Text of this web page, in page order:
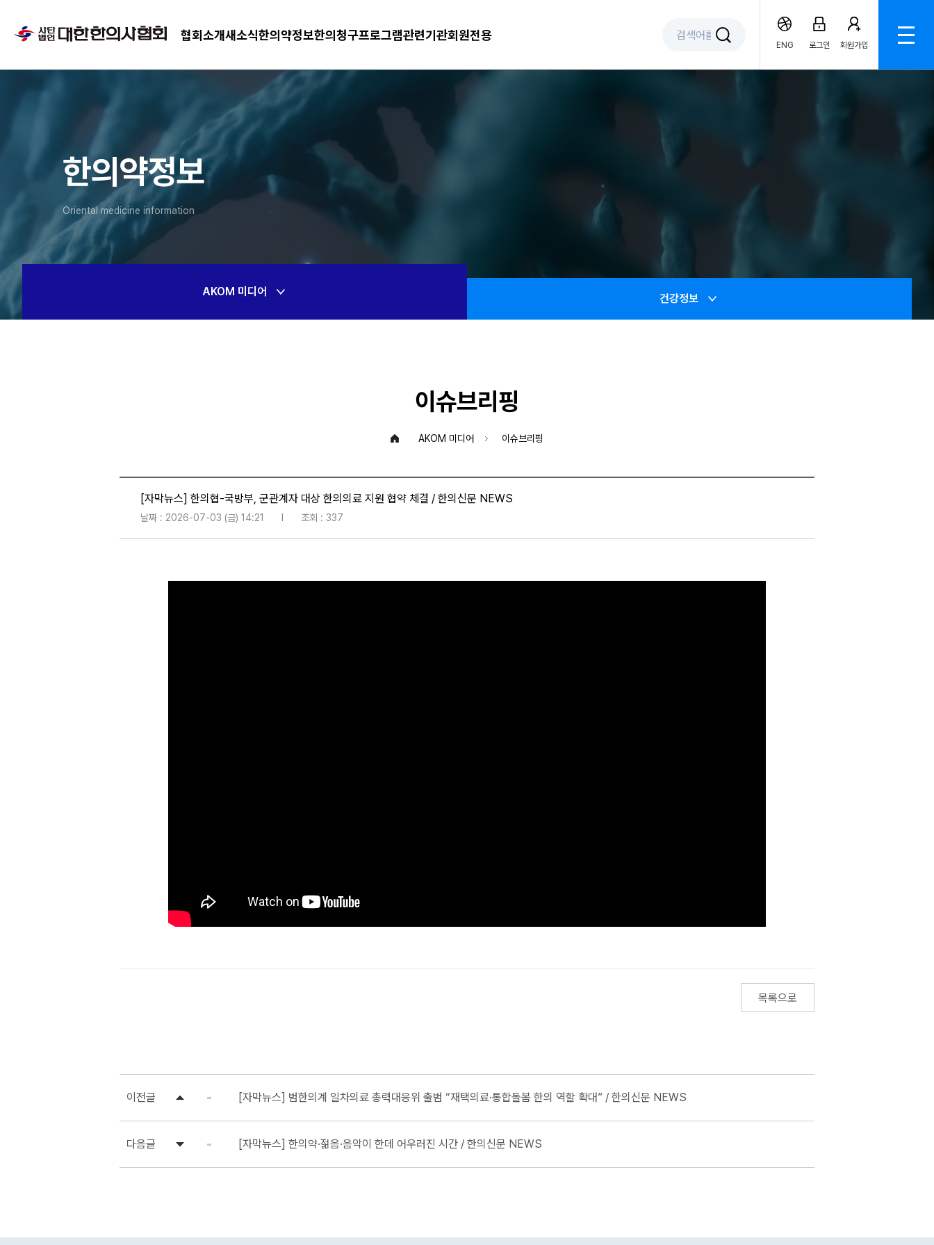
협회소개새소식한의약정보한의청구프로그램관련기관회원전용
ENG 로그인 회원가입
한의약정보
Oriental medicine information
AKOM 미디어
건강정보
이슈브리핑
AKOM 미디어 이슈브리핑
[자막뉴스] 한의협-국방부, 군관계자 대상 한의의료 지원 협약 체결 / 한의신문 NEWS
날짜 : 2026-07-03 (금) 14:21 조회 : 337
목록으로
이전글 [자막뉴스] 범한의계 일차의료 총력대응위 출범 “재택의료·통합돌봄 한의 역할 확대” / 한의신문 NEWS
다음글 [자막뉴스] 한의약·젊음·음악이 한데 어우러진 시간 / 한의신문 NEWS